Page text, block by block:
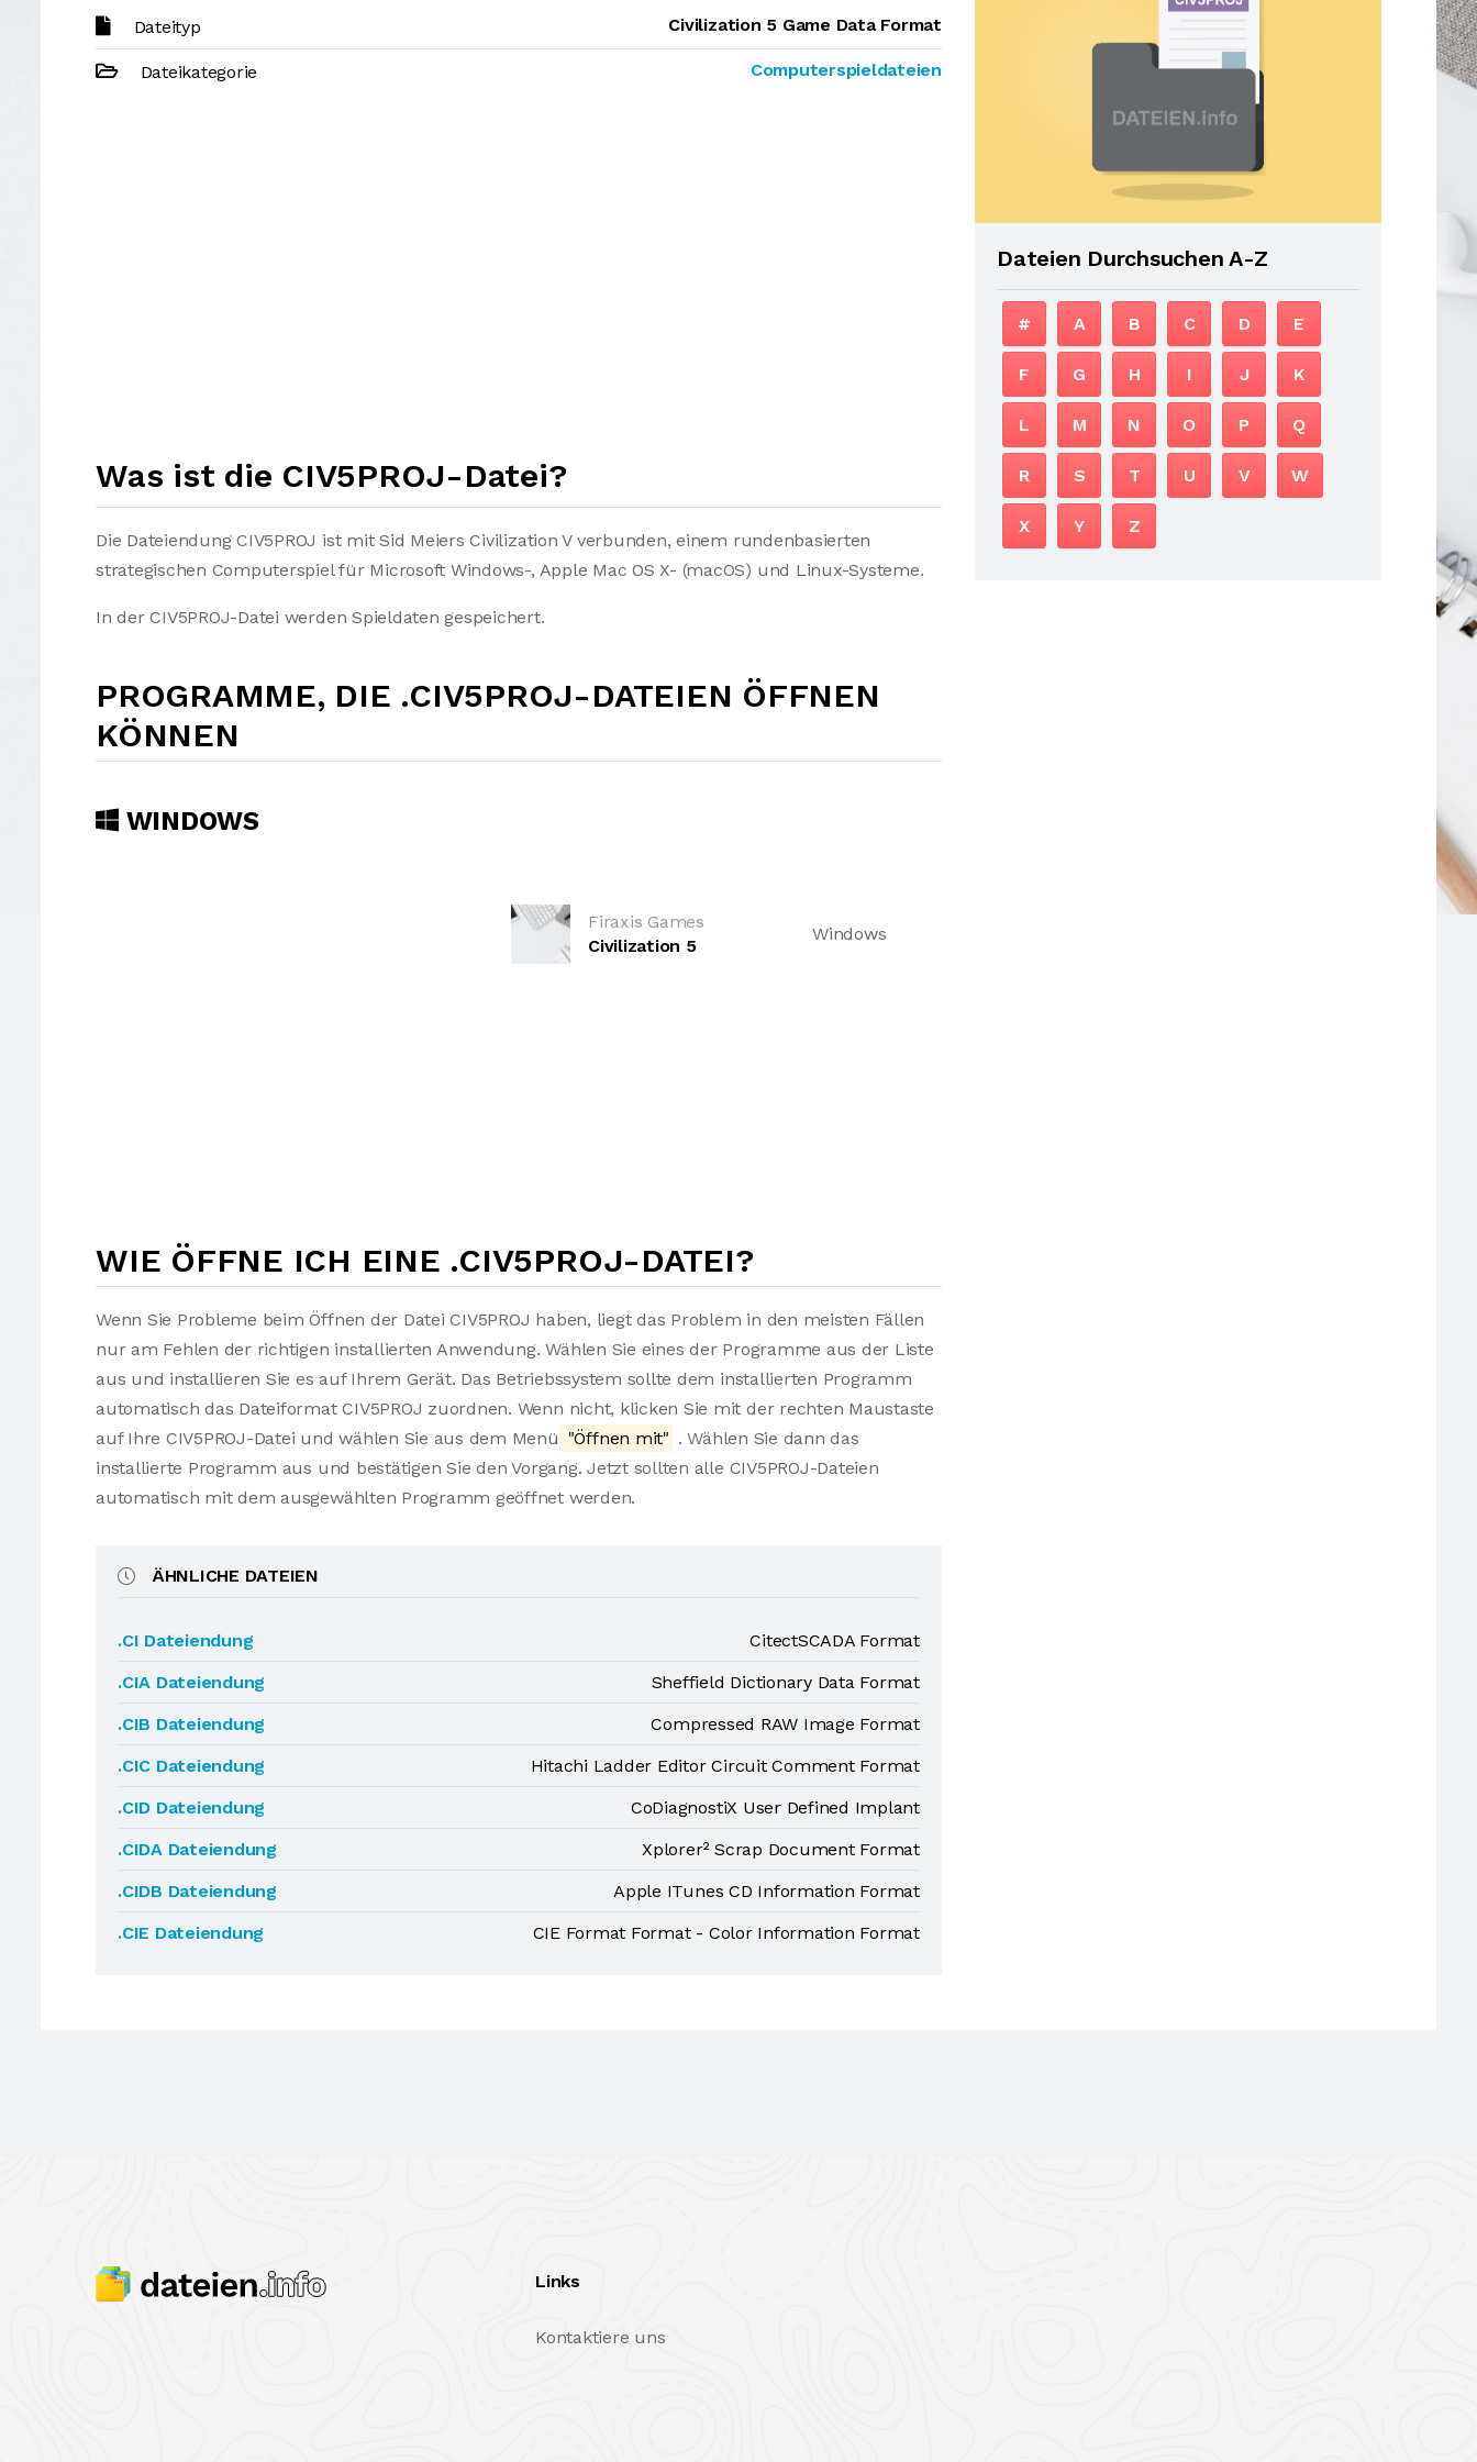
Dateityp Civilization 5 Game Data Format
Dateikategorie Computerspieldateien
Was ist die CIV5PROJ-Datei?
Die Dateiendung CIV5PROJ ist mit Sid Meiers Civilization V verbunden, einem rundenbasierten
strategischen Computerspiel für Microsoft Windows-, Apple Mac OS X- (macOS) und Linux-Systeme.
In der CIV5PROJ-Datei werden Spieldaten gespeichert.
PROGRAMME, DIE .CIV5PROJ-DATEIEN ÖFFNEN
KÖNNEN
WINDOWS
Firaxis Games
Civilization 5
Windows
WIE ÖFFNE ICH EINE .CIV5PROJ-DATEI?
Wenn Sie Probleme beim Öffnen der Datei CIV5PROJ haben, liegt das Problem in den meisten Fällen
nur am Fehlen der richtigen installierten Anwendung. Wählen Sie eines der Programme aus der Liste
aus und installieren Sie es auf Ihrem Gerät. Das Betriebssystem sollte dem installierten Programm
automatisch das Dateiformat CIV5PROJ zuordnen. Wenn nicht, klicken Sie mit der rechten Maustaste
auf Ihre CIV5PROJ-Datei und wählen Sie aus dem Menü "Öffnen mit" . Wählen Sie dann das
installierte Programm aus und bestätigen Sie den Vorgang. Jetzt sollten alle CIV5PROJ-Dateien
automatisch mit dem ausgewählten Programm geöffnet werden.
ÄHNLICHE DATEIEN
.CI Dateiendung
CitectSCADA Format
.CIA Dateiendung
Sheffield Dictionary Data Format
.CIB Dateiendung
Compressed RAW Image Format
.CIC Dateiendung
Hitachi Ladder Editor Circuit Comment Format
.CID Dateiendung
CoDiagnostiX User Defined Implant
.CIDA Dateiendung
Xplorer² Scrap Document Format
.CIDB Dateiendung
Apple ITunes CD Information Format
.CIE Dateiendung
CIE Format Format - Color Information Format
Dateien Durchsuchen A-Z
# A B C D E
F G H I J K
L M N O P Q
R S T U V W
X Y Z
Links
Kontaktiere uns